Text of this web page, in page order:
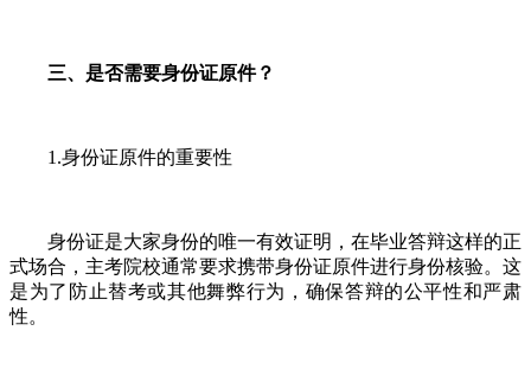
三、是否需要身份证原件？
1.身份证原件的重要性
身份证是大家身份的唯一有效证明，在毕业答辩这样的正
式场合，主考院校通常要求携带身份证原件进行身份核验。这
是为了防止替考或其他舞弊行为，确保答辩的公平性和严肃
性。